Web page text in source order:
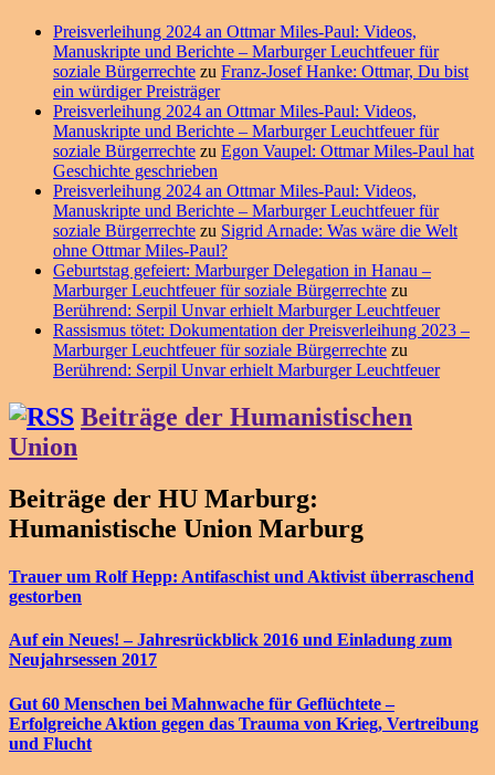
Preisverleihung 2024 an Ottmar Miles-Paul: Videos,
Manuskripte und Berichte – Marburger Leuchtfeuer für
soziale Bürgerrechte zu Franz-Josef Hanke: Ottmar, Du bist
ein würdiger Preisträger
Preisverleihung 2024 an Ottmar Miles-Paul: Videos,
Manuskripte und Berichte – Marburger Leuchtfeuer für
soziale Bürgerrechte zu Egon Vaupel: Ottmar Miles-Paul hat
Geschichte geschrieben
Preisverleihung 2024 an Ottmar Miles-Paul: Videos,
Manuskripte und Berichte – Marburger Leuchtfeuer für
soziale Bürgerrechte zu Sigrid Arnade: Was wäre die Welt
ohne Ottmar Miles-Paul?
Geburtstag gefeiert: Marburger Delegation in Hanau –
Marburger Leuchtfeuer für soziale Bürgerrechte zu
Berührend: Serpil Unvar erhielt Marburger Leuchtfeuer
Rassismus tötet: Dokumentation der Preisverleihung 2023 –
Marburger Leuchtfeuer für soziale Bürgerrechte zu
Berührend: Serpil Unvar erhielt Marburger Leuchtfeuer
Beiträge der Humanistischen
Union
Beiträge der HU Marburg:
Humanistische Union Marburg
Trauer um Rolf Hepp: Antifaschist und Aktivist überraschend
gestorben
Auf ein Neues! – Jahresrückblick 2016 und Einladung zum
Neujahrsessen 2017
Gut 60 Menschen bei Mahnwache für Geflüchtete –
Erfolgreiche Aktion gegen das Trauma von Krieg, Vertreibung
und Flucht